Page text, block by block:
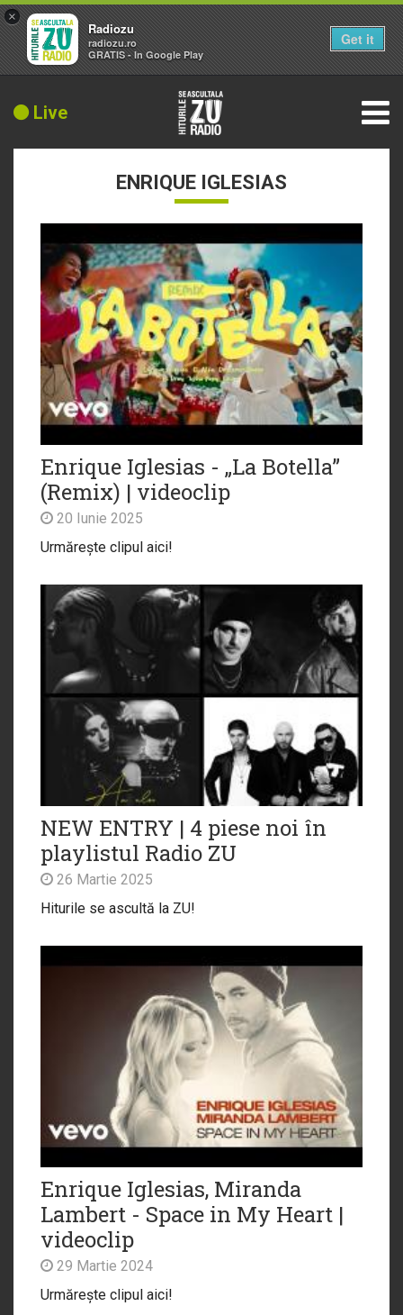
Live
ENRIQUE IGLESIAS
Enrique Iglesias - „La Botella”
(Remix) | videoclip
20 Iunie 2025
Urmărește clipul aici!
NEW ENTRY | 4 piese noi în
playlistul Radio ZU
26 Martie 2025
Hiturile se ascultă la ZU!
Enrique Iglesias, Miranda
Lambert - Space in My Heart |
videoclip
29 Martie 2024
Urmărește clipul aici!
×
Radiozu
radiozu.ro
GRATIS - In Google Play
Get it